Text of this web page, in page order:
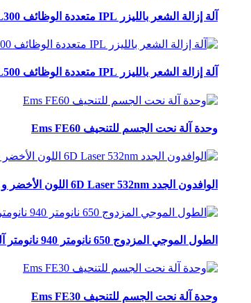
آلة إزالة الشعر بالليزر IPL متعددة الوظائف ML300
آلة إزالة الشعر بالليزر IPL متعددة الوظائف ML500
وحدة آلة نحت الجسم للتنحيف Ems FE60
الوافدون الجدد 6D Laser 532nm اللون الأخضر و 635nm اللون الأحمر لإزالة الدهون بالليزر آلة التخسيس السعر Z6
الطول الموجي المزدوج 650 نانومتر 940 نانومتر آلة إزالة الدماء الحمراء ليبو التخسيس V6.0
وحدة آلة نحت الجسم للتنحيف Ems FE30